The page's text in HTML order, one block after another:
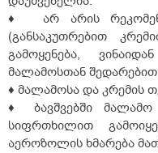
♦ არ არის
(განსაკუთრებით
გამოყენება,
მალამოსთან
♦ მალამოსა და კრემის
♦ ბავშვებში
სიფრთხილით
აეროზოლის ხმარება